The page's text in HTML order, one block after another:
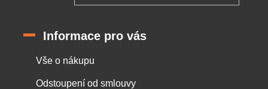
Informace pro vás
Vše o nákupu
Odstoupení od smlouvy